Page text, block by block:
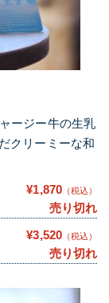
ージー牛の生乳
クリーミーな和
¥1,870 （税込）
売り切れ
¥3,520 （税込）
売り切れ